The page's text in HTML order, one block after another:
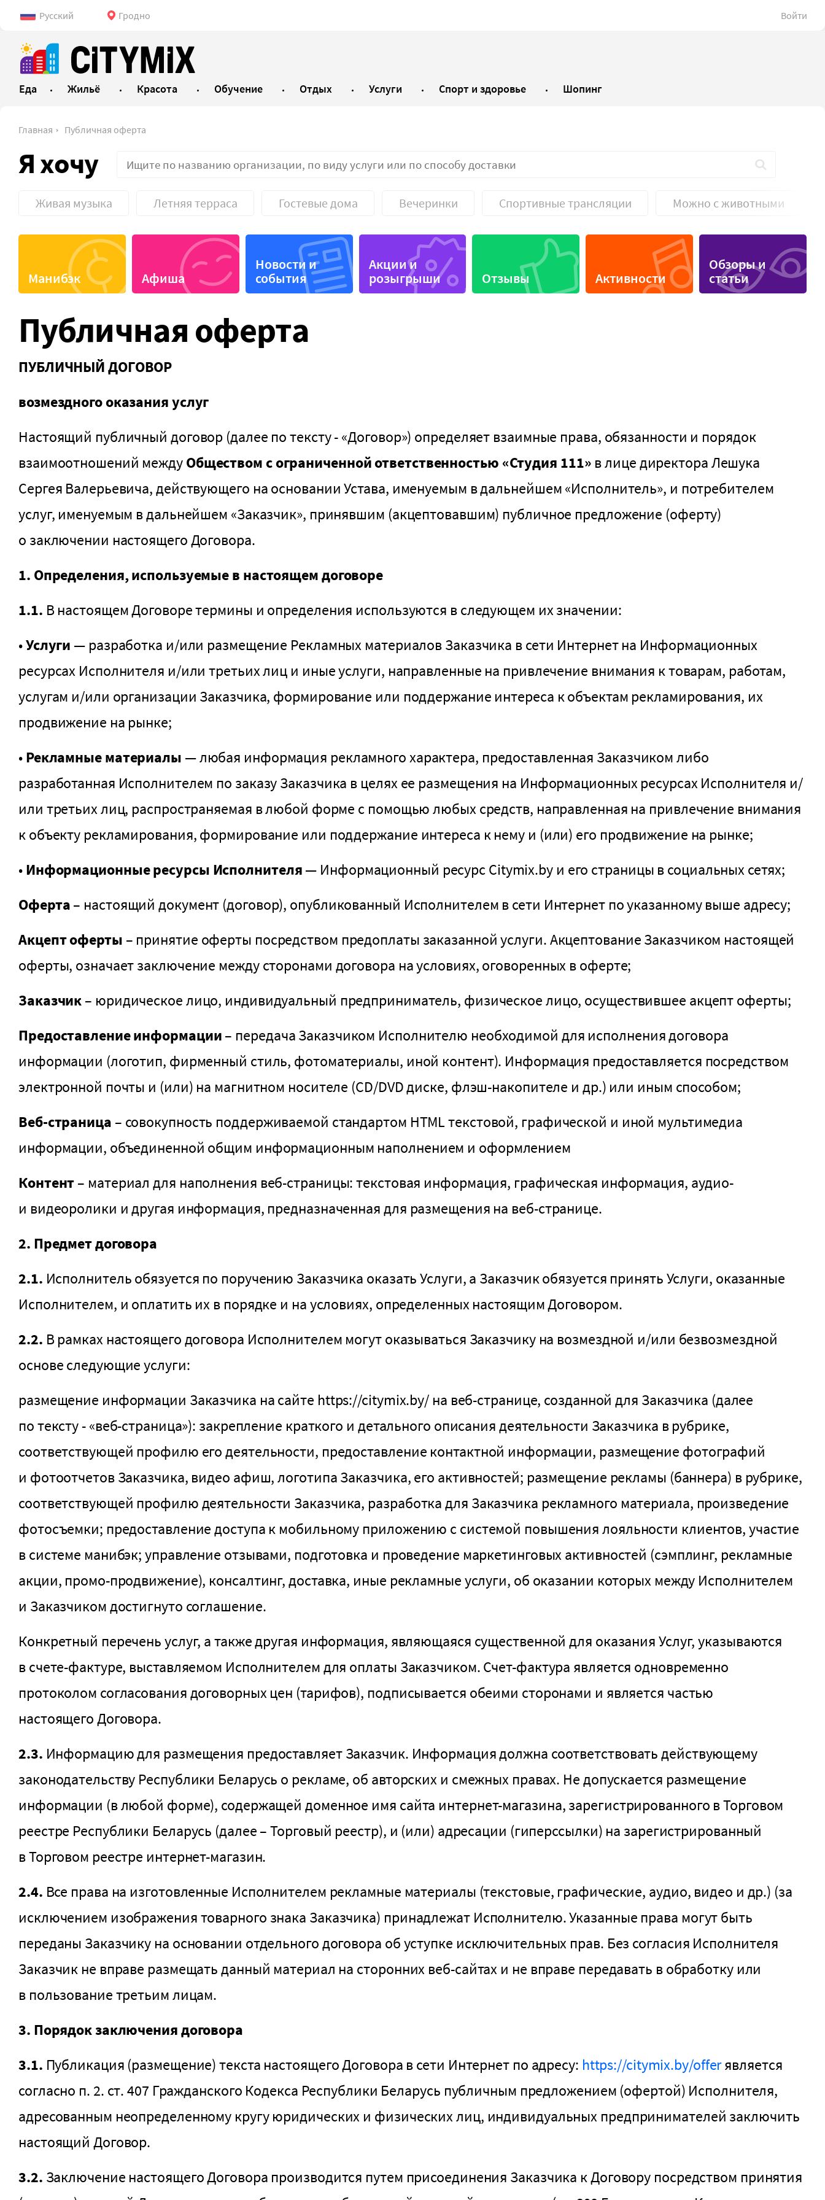
Русский Гродно Войти
Еда Жильё Красота Обучение Отдых Услуги Спорт и здоровье Шопинг
Главная Публичная оферта
Я хочу
Банкетный зал
Бесплатная парковка
Выставочное пространство
Детская комната
Детское меню
Доставка
Живая музыка
Кальян
Караоке
Коктейли
Круглосуточно
Бизнес-ланчи
Спортивные трансляции
Уникальность
Вегетарианская кухня
Живая музыка Летняя терраса Гостевые дома Вечеринки Спортивные трансляции Можно с животными
Манибэк Афиша
Новости и
события
Акции и
розыгрыши
Отзывы Активности
Обзоры и
статьи
Публичная оферта
ПУБЛИЧНЫЙ ДОГОВОР
возмездного оказания услуг
Настоящий публичный договор (далее по тексту - «Договор») определяет взаимные права, обязанности и порядок
взаимоотношений междуОбществом с ограниченной ответственностью «Студия 111» в лице директора Лешука
Сергея Валерьевича, действующего на основании Устава, именуемым в дальнейшем «Исполнитель», и потребителем
услуг, именуемым в дальнейшем «Заказчик», принявшим (акцептовавшим) публичное предложение (оферту)
о заключении настоящего Договора.
1. Определения, используемые в настоящем договоре
1.1. В настоящем Договоре термины и определения используются в следующем их значении:
•Услуги — разработка и/или размещение Рекламных материалов Заказчика в сети Интернет на Информационных
ресурсах Исполнителя и/или третьих лиц и иные услуги, направленные на привлечение внимания к товарам, работам,
услугам и/или организации Заказчика, формирование или поддержание интереса к объектам рекламирования, их
продвижение на рынке;
•Рекламные материалы — любая информация рекламного характера, предоставленная Заказчиком либо
разработанная Исполнителем по заказу Заказчика в целях ее размещения на Информационных ресурсах Исполнителя и/
или третьих лиц, распространяемая в любой форме с помощью любых средств, направленная на привлечение внимания
к объекту рекламирования, формирование или поддержание интереса к нему и (или) его продвижение на рынке;
•Информационные ресурсы Исполнителя— Информационный ресурс Citymix.by и его страницы в социальных сетях;
Оферта– настоящий документ (договор), опубликованный Исполнителем в сети Интернет по указанному выше адресу;
Акцепт оферты – принятие оферты посредством предоплаты заказанной услуги. Акцептование Заказчиком настоящей
оферты, означает заключение между сторонами договора на условиях, оговоренных в оферте;
Заказчик– юридическое лицо, индивидуальный предприниматель, физическое лицо, осуществившее акцепт оферты;
Предоставление информации– передача Заказчиком Исполнителю необходимой для исполнения договора
информации (логотип, фирменный стиль, фотоматериалы, иной контент). Информация предоставляется посредством
электронной почты и (или) на магнитном носителе (СD/DVD диске, флэш-накопителе и др.) или иным способом;
Веб-страница – совокупность поддерживаемой стандартом HTML текстовой, графической и иной мультимедиа
информации, объединенной общим информационным наполнением и оформлением
Контент– материал для наполнения веб-страницы: текстовая информация, графическая информация, аудио-
и видеоролики и другая информация, предназначенная для размещения на веб-странице.
2. Предмет договора
2.1. Исполнитель обязуется по поручению Заказчика оказать Услуги, а Заказчик обязуется принять Услуги, оказанные
Исполнителем, и оплатить их в порядке и на условиях, определенных настоящим Договором.
2.2. В рамках настоящего договора Исполнителем могут оказываться Заказчику на возмездной и/или безвозмездной
основе следующие услуги:
размещение информации Заказчика на сайте https://citymix.by/ на веб-странице, созданной для Заказчика (далее
по тексту - «веб-страница»): закрепление краткого и детального описания деятельности Заказчика в рубрике,
соответствующей профилю его деятельности, предоставление контактной информации, размещение фотографий
и фотоотчетов Заказчика, видео афиш, логотипа Заказчика, его активностей; размещение рекламы (баннера) в рубрике,
соответствующей профилю деятельности Заказчика, разработка для Заказчика рекламного материала, произведение
фотосъемки; предоставление доступа к мобильному приложению с системой повышения лояльности клиентов, участие
в системе манибэк; управление отзывами, подготовка и проведение маркетинговых активностей (сэмплинг, рекламные
акции, промо-продвижение), консалтинг, доставка, иные рекламные услуги, об оказании которых между Исполнителем
и Заказчиком достигнуто соглашение.
Конкретный перечень услуг, а также другая информация, являющаяся существенной для оказания Услуг, указываются
в счете-фактуре, выставляемом Исполнителем для оплаты Заказчиком. Счет-фактура является одновременно
протоколом согласования договорных цен (тарифов), подписывается обеими сторонами и является частью
настоящего Договора.
2.3. Информацию для размещения предоставляет Заказчик. Информация должна соответствовать действующему
законодательству Республики Беларусь о рекламе, об авторских и смежных правах. Не допускается размещение
информации (в любой форме), содержащей доменное имя сайта интернет-магазина, зарегистрированного в Торговом
реестре Республики Беларусь (далее – Торговый реестр), и (или) адресации (гиперссылки) на зарегистрированный
в Торговом реестре интернет-магазин.
2.4. Все права на изготовленные Исполнителем рекламные материалы (текстовые, графические, аудио, видео и др.) (за
исключением изображения товарного знака Заказчика) принадлежат Исполнителю. Указанные права могут быть
переданы Заказчику на основании отдельного договора об уступке исключительных прав. Без согласия Исполнителя
Заказчик не вправе размещать данный материал на сторонних веб-сайтах и не вправе передавать в обработку или
в пользование третьим лицам.
3. Порядок заключения договора
3.1. Публикация (размещение) текста настоящего Договора в сети Интернет по адресу: https://citymix.by/offerявляется
согласно п. 2. ст. 407 Гражданского Кодекса Республики Беларусь публичным предложением (офертой) Исполнителя,
адресованным неопределенному кругу юридических и физических лиц, индивидуальных предпринимателей заключить
настоящий Договор.
3.2. Заключение настоящего Договора производится путем присоединения Заказчика к Договору посредством принятия